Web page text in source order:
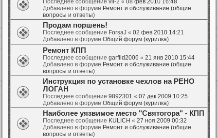
Последнее сообщение vil-2 « 08 фев 2010 16:48
Добавлено в форуме Ремонт и обслуживание (общие
вопросы и ответы)
Продам поршень!
Последнее сообщение ForsaJ « 02 фев 2010 14:21
Добавлено в форуме Общий форум (курилка)
Ремонт КПП
Последнее сообщение garfild2006 « 21 янв 2010 15:44
Добавлено в форуме Ремонт и обслуживание (общие
вопросы и ответы)
Инструкция по установке чехлов на РЕНО
ЛОГАН
Последнее сообщение 9892301 « 07 дек 2009 10:25
Добавлено в форуме Общий форум (курилка)
Наиболее уязвимое место "Святогора" - КПП
Последнее сообщение KULICH « 27 ноя 2009 00:32
Добавлено в форуме Ремонт и обслуживание (общие
вопросы и ответы)